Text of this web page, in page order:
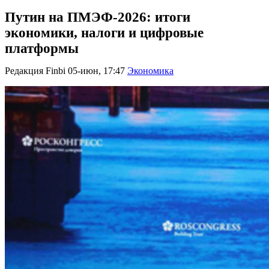
Путин на ПМЭФ-2026: итоги
экономики, налоги и цифровые
платформы
Редакция Finbi 05-июн, 17:47 Экономика